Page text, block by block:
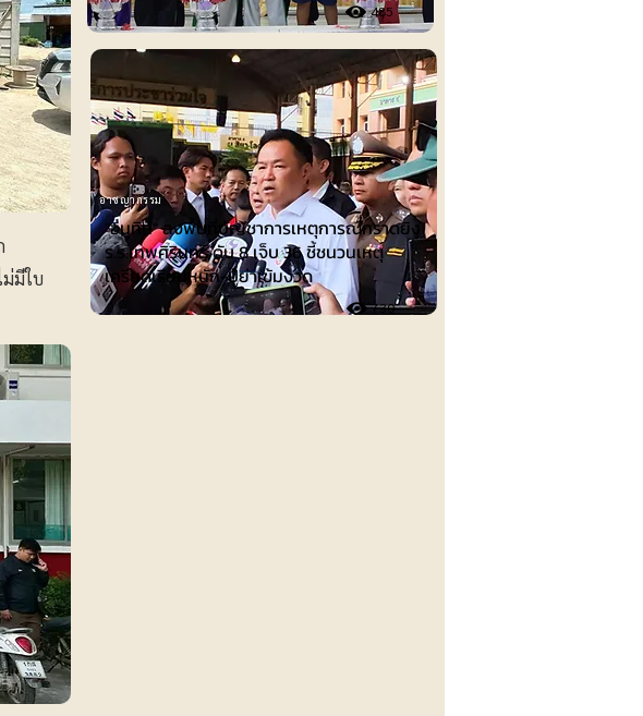
มีใบ
"อนุทิน" ลงพื้นที่บัญชาการเหตุการณ์กราดยิง
ร.ร.เทพศิรินทร์ ดับ 8 เจ็บ 36 ชี้ชนวนเหตุ
เครียดเรียนหนัก-ปู่ย่าเข้มงวด
อาชญากรรม
485
730